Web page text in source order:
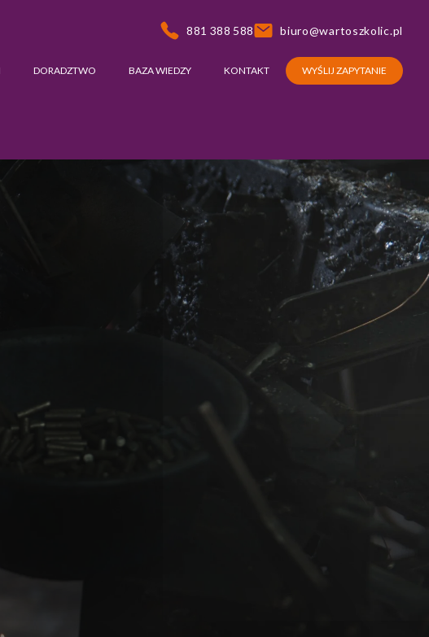
881 388 588 biuro@wartoszkolic.pl
DORADZTWO BAZA WIEDZY KONTAKT WYŚLIJ ZAPYTANIE